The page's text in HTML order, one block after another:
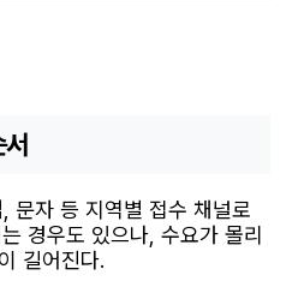
문자 등 지역별 접수 채널로
경우도 있으나, 수요가 몰리
길어진다.